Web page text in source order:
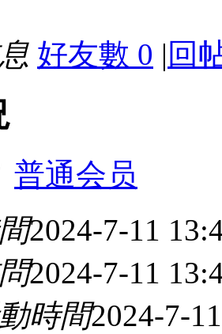
好友數 0 | 回
普通会员
2024-7-11
2024-7-11
時間2024-7-